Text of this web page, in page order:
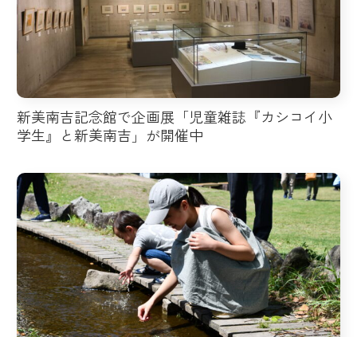
新美南吉記念館で企画展「児童雑誌『カシコイ小
学生』と新美南吉」が開催中